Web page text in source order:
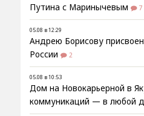
Путина с Маринычевым
7
05.08 в 12:29
Андрею Борисову
России
2
05.08 в 10:53
Дом на Новокарьерной в
коммуникаций — в любой